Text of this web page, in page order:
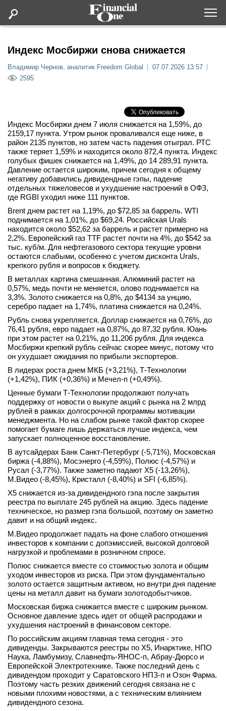
Lifestyle
Мероприятия
Новости
вконтакте
телеграм
Стать автором
Вход
Индекс Мосбиржи снова снижается
Владимир Чернов, аналитик Freedom Global
07.07.2026 13:57
2595
Индекс Мосбиржи днем 7 июля снижается на 1,59%, до
2159,17 пункта. Утром рынок проваливался еще ниже, в
район 2135 пунктов, но затем часть падения отыграл. РТС
также теряет 1,59% и находится около 872,4 пункта. Индекс
голубых фишек снижается на 1,49%, до 14 289,91 пункта.
Давление остается широким, причем сегодня к общему
негативу добавились дивидендные гэпы, падение
отдельных тяжеловесов и ухудшение настроений в ОФЗ,
где RGBI уходил ниже 111 пунктов.
Brent днем растет на 1,19%, до $72,85 за баррель. WTI
поднимается на 1,01%, до $69,24. Российская Urals
находится около $52,62 за баррель и растет примерно на
2,2%. Европейский газ TTF растет почти на 4%, до $542 за
тыс. куб/м. Для нефтегазового сектора текущие уровни
остаются слабыми, особенно с учетом дисконта Urals,
крепкого рубля и вопросов к бюджету.
В металлах картина смешанная. Алюминий растет на
0,57%, медь почти не меняется, олово поднимается на
3,3%. Золото снижается на 0,8%, до $4134 за унцию,
серебро падает на 1,74%, платина снижается на 0,24%.
Рубль снова укрепляется. Доллар снижается на 0,76%, до
76,41 рубля, евро падает на 0,87%, до 87,32 рубля. Юань
при этом растет на 0,21%, до 11,206 рубля. Для индекса
Мосбиржи крепкий рубль сейчас скорее минус, потому что
он ухудшает ожидания по прибыли экспортеров.
В лидерах роста днем МКБ (+3,21%), Т-Технологии
(+1,42%), ПИК (+0,36%) и Мечел-п (+0,49%).
Ценные бумаги Т-Технологии продолжают получать
поддержку от новости о выкупе акций с рынка на 2 млрд
рублей в рамках долгосрочной программы мотивации
менеджмента. Но на слабом рынке такой фактор скорее
помогает бумаге лишь держаться лучше индекса, чем
запускает полноценное восстановление.
В аутсайдерах Банк Санкт-Петербург (-5,71%), Московская
биржа (-4,88%), Мосэнерго (-4,59%), Полюс (-4,57%) и
Русал (-3,77%). Также заметно падают X5 (-13,26%),
М.Видео (-8,45%), Кристалл (-8,40%) и SFI (-6,85%).
X5 снижается из-за дивидендного гэпа после закрытия
реестра по выплате 245 рублей на акцию. Здесь падение
техническое, но размер гэпа большой, поэтому он заметно
давит и на общий индекс.
М.Видео продолжает падать на фоне слабого отношения
инвесторов к компании с допэмиссией, высокой долговой
нагрузкой и проблемами в розничном спросе.
Полюс снижается вместе со стоимостью золота и общим
уходом инвесторов из риска. При этом фундаментально
золото остается защитным активом, но внутри дня падение
цены на металл давит на бумаги золотодобытчиков.
Московская биржа снижается вместе с широким рынком.
Основное давление здесь идет от общей распродажи и
ухудшения настроений в финансовом секторе.
По российским акциям главная тема сегодня - это
дивиденды. Закрываются реестры по X5, Инарктике, НПО
Наука, Ламбумизу, Славнефть-ЯНОС-п, Абрау-Дюрсо и
Европейской Электротехнике. Также последний день с
дивидендом проходит у Саратовского НПЗ-п и Озон Фарма.
Поэтому часть резких движений сегодня связана не с
новыми плохими новостями, а с техническим влиянием
дивидендного сезона.